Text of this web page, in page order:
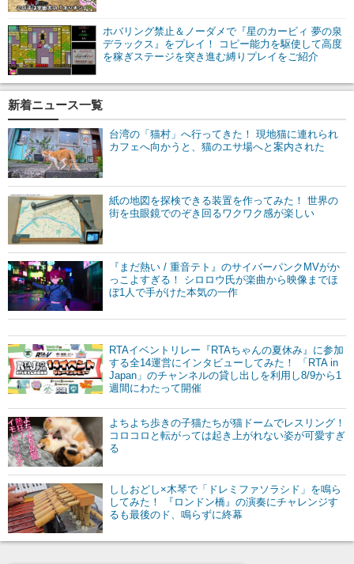
ホバリング禁止＆ノーダメで『星のカービィ 夢の泉
デラックス』をプレイ！ コピー能力を駆使して高度
を稼ぎステージを突き進む縛りプレイをご紹介
新着ニュース一覧
台湾の「猫村」へ行ってきた！ 現地猫に連れられ
カフェへ向かうと、猫のエサ場へと案内された
紙の地図を探検できる装置を作ってみた！ 世界の
街を虫眼鏡でのぞき回るワクワク感が楽しい
『まだ熱い / 重音テト』のサイバーパンクMVがか
っこよすぎる！ シロロウ氏が楽曲から映像までほ
ぼ1人で手がけた本気の一作
RTAイベントリレー『RTAちゃんの夏休み』に参加
する全14運営にインタビューしてみた！ 「RTA in
Japan」のチャンネルの貸し出しを利用し8/9から1
週間にわたって開催
よちよち歩きの子猫たちが猫ドームでレスリング！
コロコロと転がっては起き上がれない姿が可愛すぎ
る
ししおどし×木琴で「ドレミファソラシド」を鳴ら
してみた！ 『ロンドン橋』の演奏にチャレンジす
るも最後のド、鳴らずに終幕